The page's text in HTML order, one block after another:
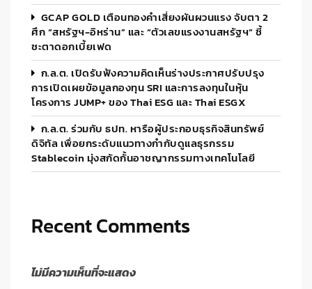
GCAP GOLD เตือนทองคำเสี่ยงผันผวนแรง จับตา 2
ศึก “สหรัฐฯ-อิหร่าน” และ “ตัวเลขแรงงานสหรัฐฯ” ชี้
ชะตาดอกเบี้ยเฟด
ก.ล.ต. เปิดรับฟังความคิดเห็นร่างประกาศปรับปรุง
การเปิดเผยข้อมูลกองทุน SRI และการลงทุนในหุ้น
โครงการ JUMP+ ของ Thai ESG และ Thai ESGX
ก.ล.ต. ร่วมกับ ธปท. หารือผู้ประกอบธุรกิจสินทรัพย์
ดิจิทัล เพื่อยกระดับแนวทางกำกับดูแลธุรกรรม
Stablecoin มุ่งสกัดกั้นอาชญากรรมทางเทคโนโลยี
Recent Comments
ไม่มีความเห็นที่จะแสดง